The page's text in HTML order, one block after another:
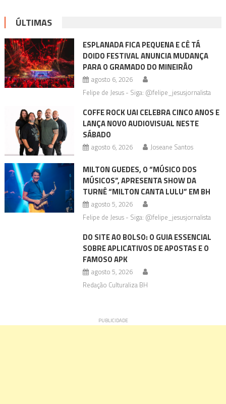
ÚLTIMAS
ESPLANADA FICA PEQUENA E CÊ TÁ
DOIDO FESTIVAL ANUNCIA MUDANÇA
PARA O GRAMADO DO MINEIRÃO
agosto 6, 2026
Felipe de Jesus - Siga: @felipe_jesusjornalista
COFFE ROCK UAI CELEBRA CINCO ANOS E
LANÇA NOVO AUDIOVISUAL NESTE
SÁBADO
agosto 6, 2026 Joseane Santos
MILTON GUEDES, O “MÚSICO DOS
MÚSICOS”, APRESENTA SHOW DA
TURNÊ “MILTON CANTA LULU” EM BH
agosto 5, 2026
Felipe de Jesus - Siga: @felipe_jesusjornalista
DO SITE AO BOLSO: O GUIA ESSENCIAL
SOBRE APLICATIVOS DE APOSTAS E O
FAMOSO APK
agosto 5, 2026
Redação Culturaliza BH